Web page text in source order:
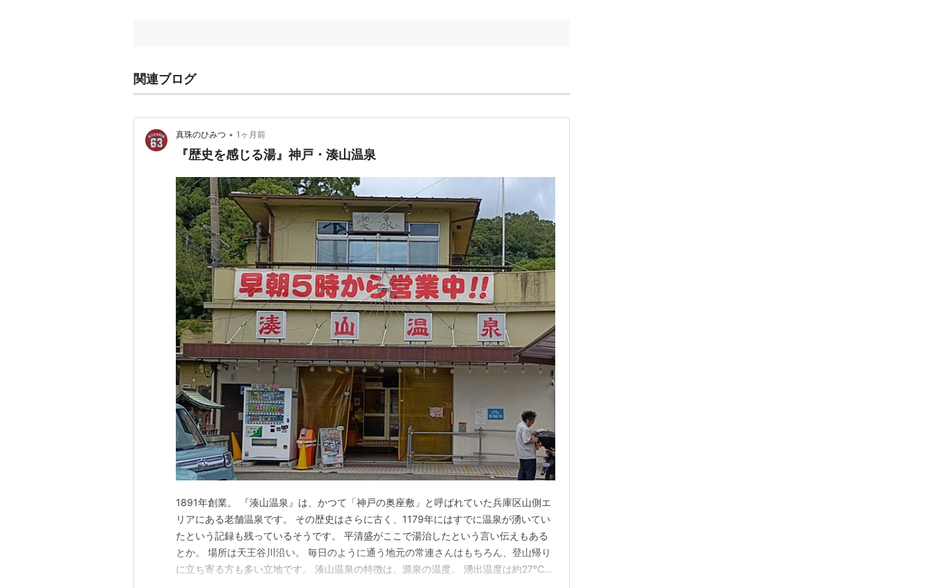
関連ブログ
真珠のひみつ • 1ヶ月前
『歴史を感じる湯』神戸・湊山温泉
1891年創業。 『湊山温泉』は、かつて「神戸の奥座敷」と呼ばれていた兵庫区山側エ
リアにある老舗温泉です。 その歴史はさらに古く、1179年にはすでに温泉が湧いてい
たという記録も残っているそうです。 平清盛がここで湯治したという言い伝えもある
とか。 場所は天王谷川沿い。 毎日のように通う地元の常連さんはもちろん、登山帰り
に立ち寄る方も多い立地です。 湊山温泉の特徴は、源泉の温度。 湧出温度は約27℃と